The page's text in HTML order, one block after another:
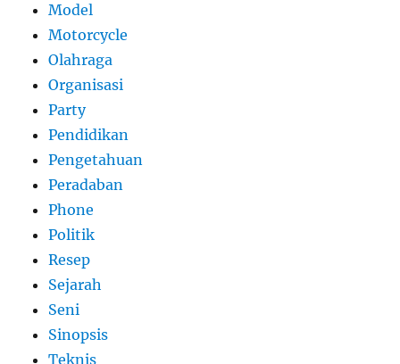
Model
Motorcycle
Olahraga
Organisasi
Party
Pendidikan
Pengetahuan
Peradaban
Phone
Politik
Resep
Sejarah
Seni
Sinopsis
Teknis